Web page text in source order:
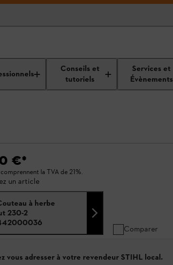
Conseils et
tutoriels
Services et
Évènements
€*
la TVA de 21%.
un article
à herbe
230-2
Comparer
vous adresser à votre revendeur STIHL local.